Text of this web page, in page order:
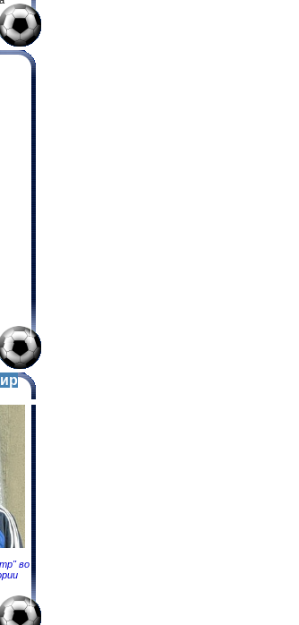
во